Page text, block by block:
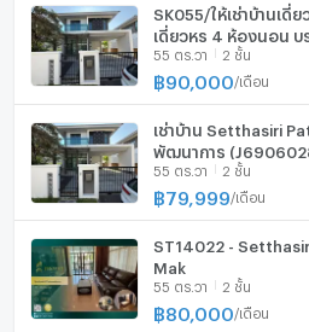
**บริการปรึกษาสินเชื่อฟรี! ดอกเบี้ย
90-100% ของราคาประเมิน**
CONNEX PROPERTY สนใจซื้อ-
มืออาชีพ
Call: 099-019-9900
E-Mail:
Facebook: Connex Property
LINE OA: @connexproperty
Whatsapp: +66 99 019 9900
Wechat ID :
SK055/ให้เช่าบ้านเดี่
เดี่ยวหรู 4 ห้องนอน บ
ครอบครัวและ Expat
55 ตร.วา 2 ชั้น
฿90,000 /เดือน
เช่าบ้าน Setthasiri
พัฒนาการ
55 ตร.วา 2 ชั้น
฿79,999 /เดือน
ST14022 -
Mak
55 ตร.วา 2 ชั้น
฿80,000 /เดือน